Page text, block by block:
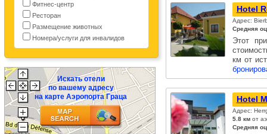
Фитнес-центр
Ресторан
Размещение животных
Номера/услуги для инвалидов
Искать отели
по вашему адресу
на карте Аэропорта Граца
Hotel
Адрес:
Средняя
Этот
км от
Hotel
Адрес:
5.8 кмот
Средняя